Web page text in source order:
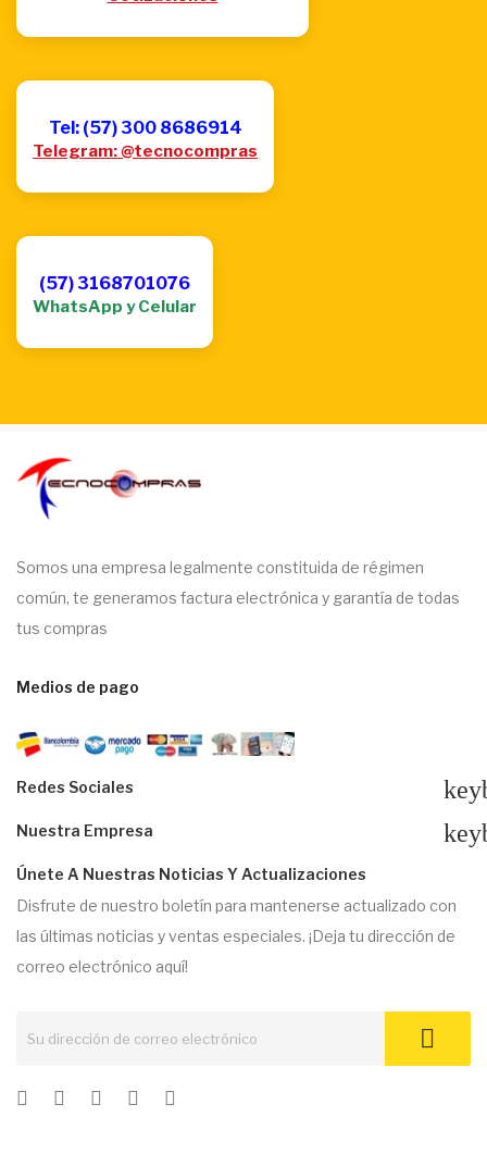
Tel: (57) 300 8686914
Telegram: @tecnocompras
(57) 3168701076
WhatsApp y Celular
Somos una empresa legalmente constituida de régimen
común, te generamos factura electrónica y garantía de todas
tus compras
Medios de pago
Redes Sociales
Nuestra Empresa
Únete A Nuestras Noticias Y Actualizaciones
Disfrute de nuestro boletín para mantenerse actualizado con
las últimas noticias y ventas especiales. ¡Deja tu dirección de
correo electrónico aquí!